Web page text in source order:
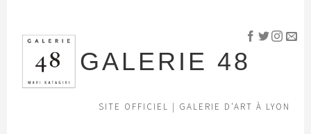
contenu
principal
GALERIE 48
SITE OFFICIEL | GALERIE D'ART À LYON